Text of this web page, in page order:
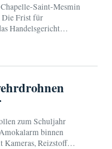
Saint-Mesmin
Die Frist für
Handelsgericht
zum Schuljahr
binnen
Kameras, Reizstoff